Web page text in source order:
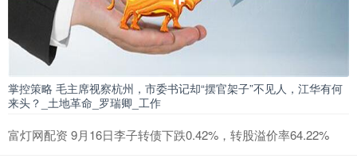
掌控策略 毛主席视察杭州，市委书记却“摆官架子”不见人，江华有何
来头？_土地革命_罗瑞卿_工作
富灯网配资 9月16日李子转债下跌0.42%，转股溢价率64.22%